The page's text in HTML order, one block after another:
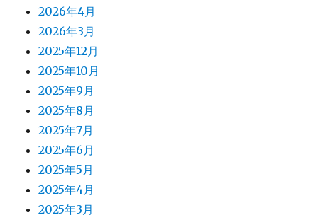
2026年4月
2026年3月
2025年12月
2025年10月
2025年9月
2025年8月
2025年7月
2025年6月
2025年5月
2025年4月
2025年3月